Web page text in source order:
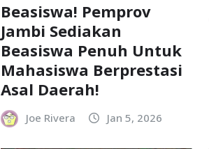
Beasiswa! Pemprov
Jambi Sediakan
Beasiswa Penuh Untuk
Mahasiswa Berprestasi
Asal Daerah!
Joe Rivera Jan 5, 2026